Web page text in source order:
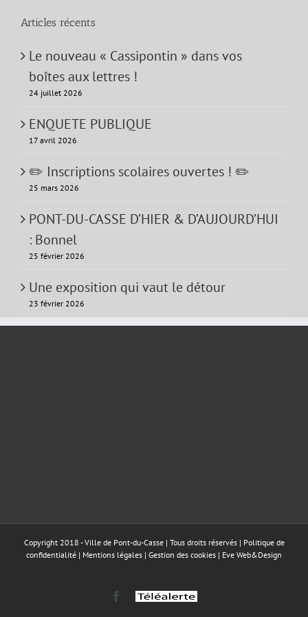
Articles récents
Le nouveau « Cassipontin » dans vos
boîtes aux lettres !
24 juillet 2026
ENQUETE PUBLIQUE
17 avril 2026
✏️ Inscriptions scolaires ouvertes ! ✏️
25 mars 2026
PONT-DU-CASSE D’HIER & D’AUJOURD’HUI
: Bonnel
25 février 2026
Une exposition qui vaut le détour
23 février 2026
Copyright 2018 - Ville de Pont-du-Casse | Tous droits réservés | Politique de
confidentialité | Mentions légales | Gestion des cookies | Eve Web&Design
Facebook
Téléalerte